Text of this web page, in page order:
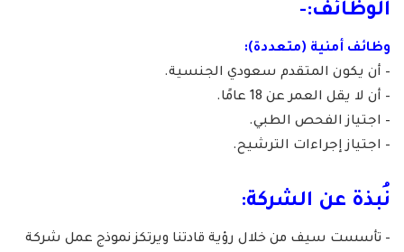
الوظائف:-
وظائف أمنية (متعددة):
– أن يكون المتقدم سعودي الجنسية.
– أن لا يقل العمر عن 18 عامًا.
– اجتياز الفحص الطبي.
– اجتياز إجراءات الترشيح.
نُبذ​ة عن الشركة​​:
– تأسست سيف من خلال رؤية قادتنا ويرتكز نموذج عمل شركة